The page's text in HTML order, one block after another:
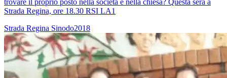
trovare il proprio posto nella società e nella chiesa? Questa sera a
Strada Regina, ore 18.30 RSI LA1
Strada Regina Sinodo2018